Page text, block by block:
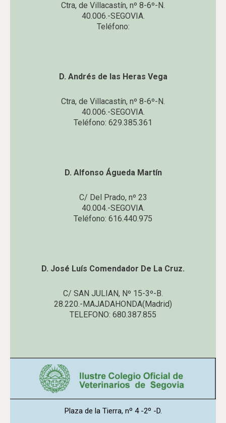
Ctra, de Villacastín, nº 8-6º-N.
40.006.-SEGOVIA.
Teléfono:
D. Andrés de las Heras Vega
Ctra, de Villacastín, nº 8-6º-N.
40.006.-SEGOVIA.
Teléfono: 629.385.361
D. Alfonso Águeda Martín
C/ Del Prado, nº 23
40.004.-SEGOVIA.
Teléfono: 616.440.975
D. José Luís Comendador De La Cruz.
C/ SAN JULIAN, Nº 15-3º-B.
28.220.-MAJADAHONDA(Madrid)
TELEFONO: 680.387.855
Plaza de la Tierra, nº 4 -2º -D.